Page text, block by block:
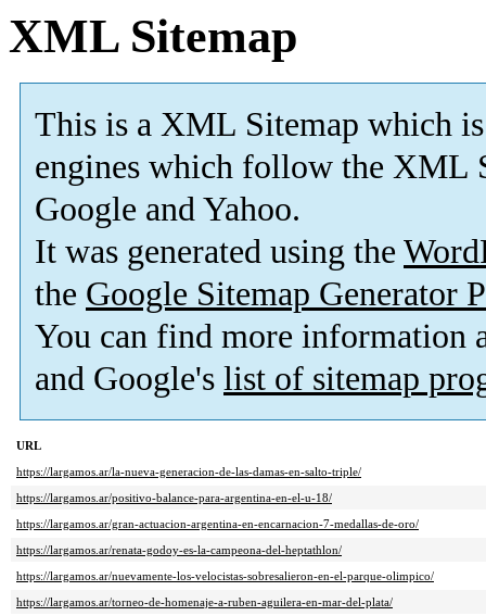
XML Sitemap
This is a XML Sitemap which is
engines which follow the XML
Google and Yahoo.
It was generated using the
the Google Sitemap Generator
You can find more information
and Google's list of sitemap
URL
https://largamos.ar/la-nueva-generacion-de-las-damas-en-salto-triple/
https://largamos.ar/positivo-balance-para-argentina-en-el-u-18/
https://largamos.ar/gran-actuacion-argentina-en-encarnacion-7-medallas-de-oro/
https://largamos.ar/renata-godoy-es-la-campeona-del-heptathlon/
https://largamos.ar/nuevamente-los-velocistas-sobresalieron-en-el-parque-olimpico/
https://largamos.ar/torneo-de-homenaje-a-ruben-aguilera-en-mar-del-plata/